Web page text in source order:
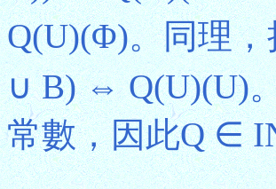
Q(U)(Φ)。同理，
∪ B) ⇔ Q(U)(U)
常數，因此Q ∈